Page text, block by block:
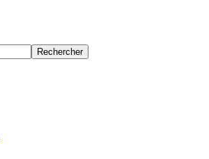
Rechercher